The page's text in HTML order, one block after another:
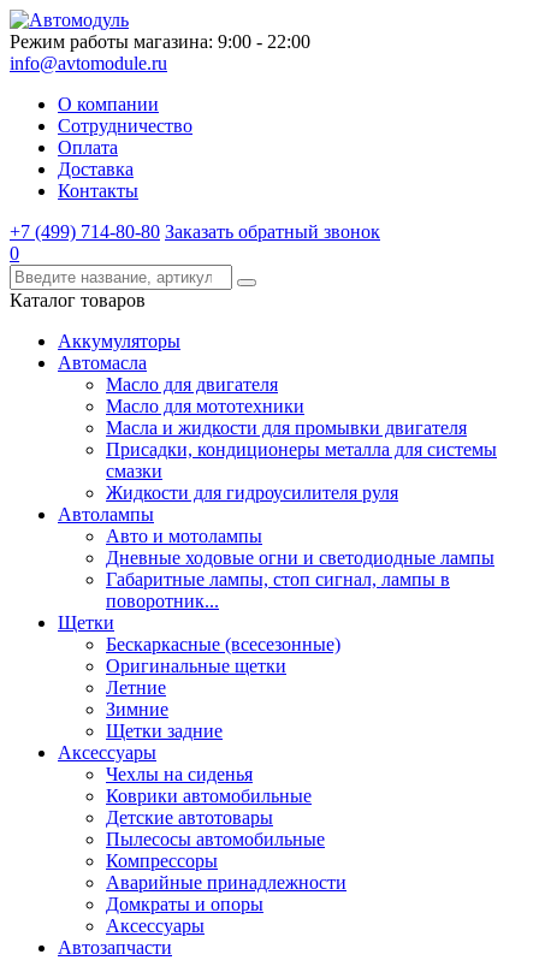
Режим работы магазина: 9:00 - 22:00
info@avtomodule.ru
О компании
Сотрудничество
Оплата
Доставка
Контакты
+7 (499) 714-80-80 Заказать обратный звонок
0
Каталог товаров
Аккумуляторы
Автомасла
Масло для двигателя
Масло для мототехники
Масла и жидкости для промывки двигателя
Присадки, кондиционеры металла для системы
смазки
Жидкости для гидроусилителя руля
Автолампы
Авто и мотолампы
Дневные ходовые огни и светодиодные лампы
Габаритные лампы, стоп сигнал, лампы в
поворотник...
Щетки
Бескаркасные (всесезонные)
Оригинальные щетки
Летние
Зимние
Щетки задние
Аксессуары
Чехлы на сиденья
Коврики автомобильные
Детские автотовары
Пылесосы автомобильные
Компрессоры
Аварийные принадлежности
Домкраты и опоры
Аксессуары
Автозапчасти